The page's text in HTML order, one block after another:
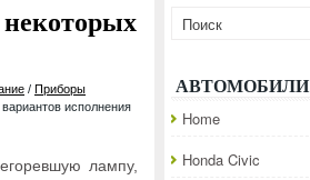
/ Приборы
исполнения
лампу,
АВТОМОБИЛИ
Home
Honda Civic